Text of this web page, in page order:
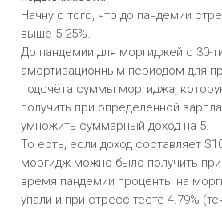
Начну с того, что до пандемии
выше 5.25%.
До пандемии для моргиджей с 30-
амортизационным периодом для
подсчёта суммы моргиджа,
получить при определённой
умножить суммарный доход на 5.
То есть, если доход составляет
моргидж можно было получить
время пандемии проценты на
упали и при стресс тесте 4.79%